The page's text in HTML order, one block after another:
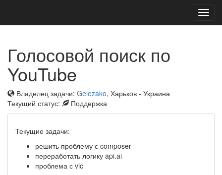
Голосовой поиск по
YouTube
Владелец задачи: Gelezako, Харьков - Украина
Текущий статус:
Поддержка
Текущие задачи:
решить проблему с composer
переработать логику api.ai
проблема с vlc